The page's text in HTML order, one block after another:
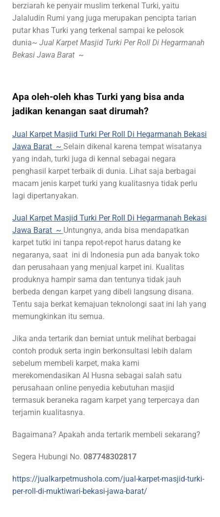
berziarah ke penyair muslim terkenal Turki, yaitu
Jalaludin Rumi yang juga merupakan pencipta tarian
putar khas Turki yang terkenal sampai ke pelosok
dunia~ Jual Karpet Masjid Turki Per Roll Di Hegarmanah
Bekasi Jawa Barat ~
Apa oleh-oleh khas Turki yang bisa anda
jadikan kenangan saat dirumah?
Jual Karpet Masjid Turki Per Roll Di Hegarmanah Bekasi
Jawa Barat ~ Selain dikenal karena tempat wisatanya
yang indah, turki juga di kennal sebagai negara
penghasil karpet terbaik di dunia. Lihat saja berbagai
macam jenis karpet turki yang kualitasnya tidak perlu
lagi dipertanyakan.
Jual Karpet Masjid Turki Per Roll Di Hegarmanah Bekasi
Jawa Barat ~ Untungnya, anda bisa mendapatkan
karpet tutki ini tanpa repot-repot harus datang ke
negaranya, saat ini di Indonesia pun ada banyak toko
dan perusahaan yang menjual karpet ini. Kualitas
produknya hampir sama dan tentunya tidak jauh
berbeda dengan karpet yang dibeli langsung disana.
Tentu saja berkat kemajuan teknolongi saat ini lah yang
memungkinkan itu semua.
Jika anda tertarik dan berniat untuk melihat berbagai
contoh produk serta ingin berkonsultasi lebih dalam
sebelum membeli karpet, maka kami
merekomendasikan Al Husna sebagai salah satu
perusahaan online penyedia kebutuhan masjid
termasuk beraneka ragam karpet yang terpercaya dan
terjamin kualitasnya.
Bagaimana? Apakah anda tertarik membeli sekarang?
Segera Hubungi No. 087748302817
https://jualkarpetmushola.com/jual-karpet-masjid-turki-
per-roll-di-muktiwari-bekasi-jawa-barat/